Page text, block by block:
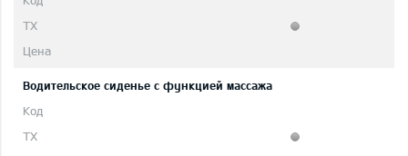
Водительское сиденье с функцией массажа